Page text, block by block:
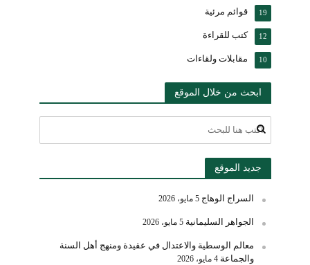
قوائم مرئية 19
كتب للقراءة 12
مقابلات ولقاءات 10
ابحث من خلال الموقع
جديد الموقع
السراج الوهاج 5 مايو، 2026
الجواهر السليمانية 5 مايو، 2026
معالم الوسطية والاعتدال في عقيدة ومنهج أهل السنة
والجماعة 4 مايو، 2026